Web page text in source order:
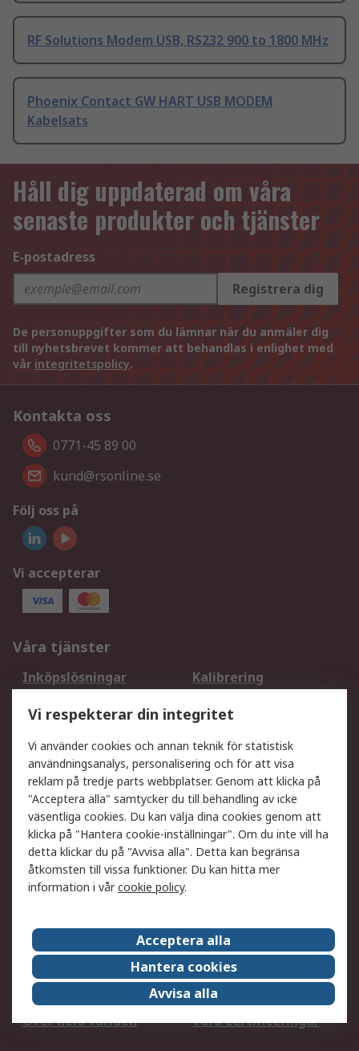
RF Solutions Modem USB, RS232 900 to 1800 MHz
Phoenix Contact GW HART USB MODEM
Kabelsats
Håll dig uppdaterad om våra
senaste produkter och tjänster
E-postadress
Registrera dig
De personuppgifter som du lämnar när du anmäler dig
till nyhetsbrevet kommer att behandlas i enlighet med
vår integritetspolicy.
Kontakta oss
0771-45 89 00
kund@rsonline.se
Följ oss på
Vi accepterar
Våra tjänster
Inköpslösningar
Kalibrering
DesignSpark
Teknisk Support
Ditt lokala säljteam
Exportlösningar
Support
Få hjälp
Retur av varor
Leverans
Spåra din order
Begär en fakturakopi
Fördelar med RS-konto
Betalningsalternativ
Om RS
Försäljningsvillkor
Det juridiska
Press Centre
Jobba hos RS
ESG
Över hela världen
Våra certificeringar
Vi respekterar din integritet
Vi använder cookies och annan teknik för statistisk
användningsanalys, personalisering och för att visa
reklam på tredje parts webbplatser. Genom att klicka på
"Acceptera alla" samtycker du till behandling av icke
väsentliga cookies. Du kan välja dina cookies genom att
klicka på "Hantera cookie-inställningar". Om du inte vill ha
detta klickar du på "Avvisa alla". Detta kan begränsa
åtkomsten till vissa funktioner. Du kan hitta mer
information i vårcookie policy.
Acceptera alla
Hantera cookies
Avvisa alla